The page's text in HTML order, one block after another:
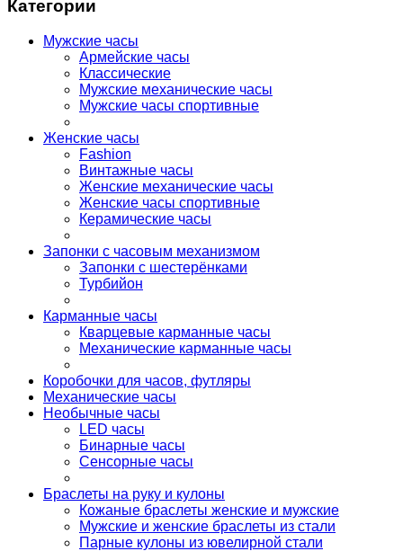
Категории
Мужские часы
Армейские часы
Классические
Мужские механические часы
Мужские часы спортивные
Женские часы
Fashion
Винтажные часы
Женские механические часы
Женские часы спортивные
Керамические часы
Запонки с часовым механизмом
Запонки с шестерёнками
Турбийон
Карманные часы
Кварцевые карманные часы
Механические карманные часы
Коробочки для часов, футляры
Механические часы
Необычные часы
LED часы
Бинарные часы
Сенсорные часы
Браслеты на руку и кулоны
Кожаные браслеты женские и мужские
Мужские и женские браслеты из стали
Парные кулоны из ювелирной стали